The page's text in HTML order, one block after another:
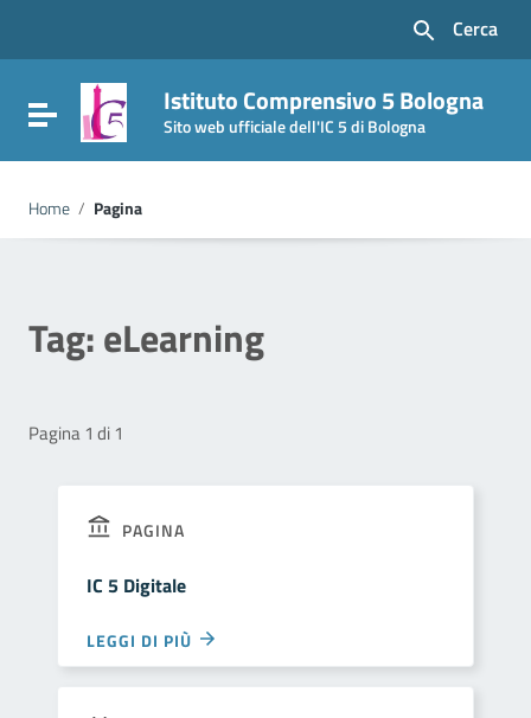
Vai al footer
Cerca
Attiva / disattiva la navigazione
Istituto Comprensivo 5 Bologna
Sito web ufficiale dell'IC 5 di Bologna
Home / Pagina
Tag:eLearning
Pagina 1 di 1
PAGINA
IC 5 Digitale
LEGGI DI PIÙ